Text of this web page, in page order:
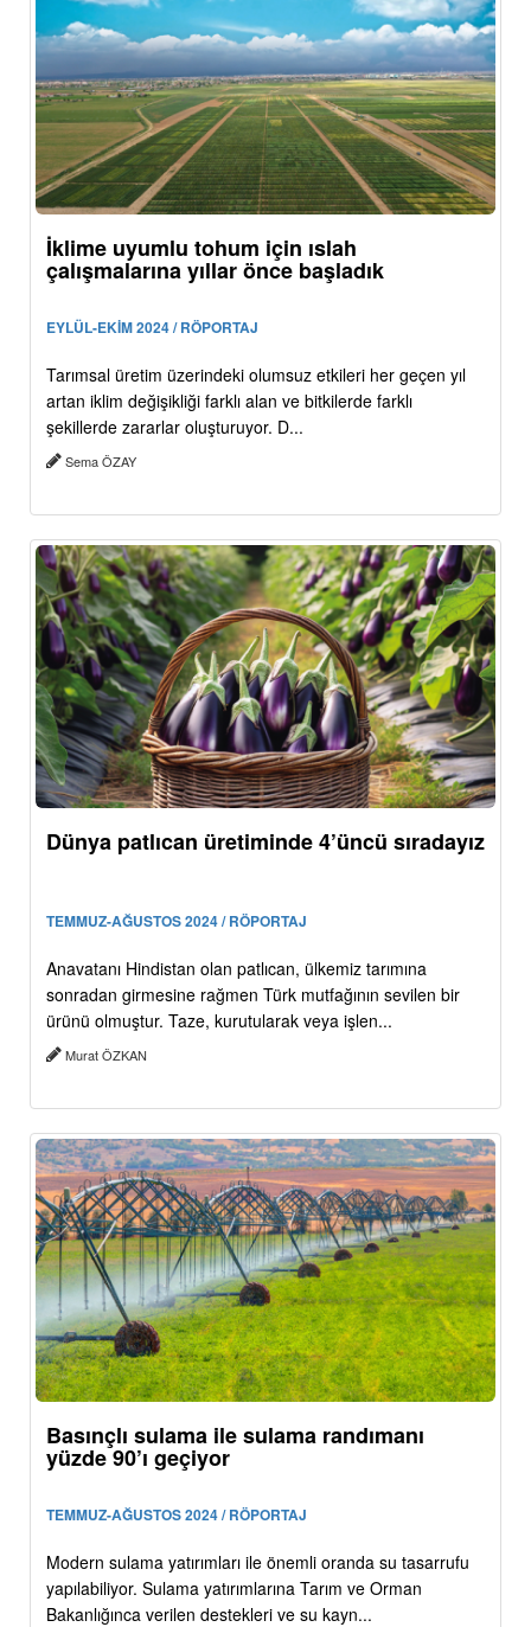
İklime uyumlu tohum için ıslah
çalışmalarına yıllar önce başladık
EYLÜL-EKİM 2024 / RÖPORTAJ
Tarımsal üretim üzerindeki olumsuz etkileri her geçen yıl
artan iklim değişikliği farklı alan ve bitkilerde farklı
şekillerde zararlar oluşturuyor. D...
Sema ÖZAY
Dünya patlıcan üretiminde 4’üncü sıradayız
TEMMUZ-AĞUSTOS 2024 / RÖPORTAJ
Anavatanı Hindistan olan patlıcan, ülkemiz tarımına
sonradan girmesine rağmen Türk mutfağının sevilen bir
ürünü olmuştur. Taze, kurutularak veya işlen...
Murat ÖZKAN
Basınçlı sulama ile sulama randımanı
yüzde 90’ı geçiyor
TEMMUZ-AĞUSTOS 2024 / RÖPORTAJ
Modern sulama yatırımları ile önemli oranda su tasarrufu
yapılabiliyor. Sulama yatırımlarına Tarım ve Orman
Bakanlığınca verilen destekleri ve su kayn...